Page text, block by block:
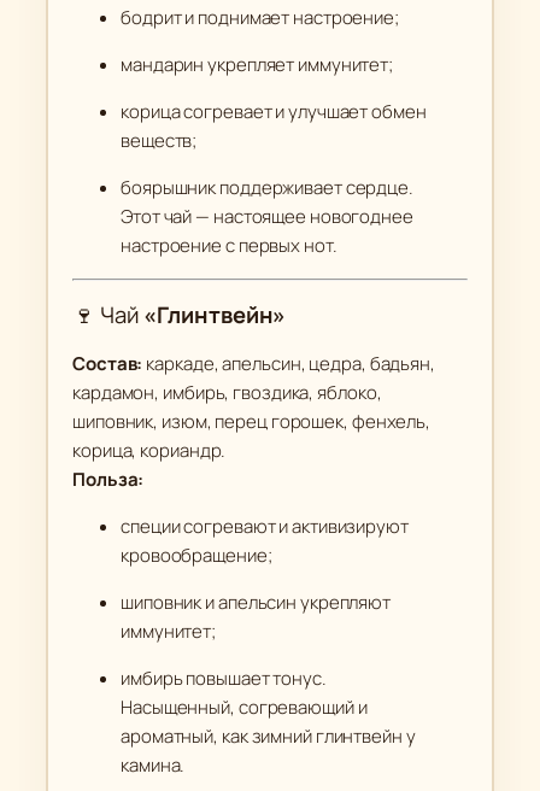
бодрит и поднимает настроение;
мандарин укрепляет иммунитет;
корица согревает и улучшает обмен
веществ;
боярышник поддерживает сердце.
Этот чай — настоящее новогоднее
настроение с первых нот.
🍷 Чай«Глинтвейн»
Состав: каркаде, апельсин, цедра, бадьян,
кардамон, имбирь, гвоздика, яблоко,
шиповник, изюм, перец горошек, фенхель,
корица, кориандр.
Польза:
специи согревают и активизируют
кровообращение;
шиповник и апельсин укрепляют
иммунитет;
имбирь повышает тонус.
Насыщенный, согревающий и
ароматный, как зимний глинтвейн у
камина.